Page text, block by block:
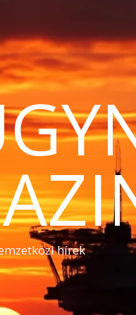
hírek